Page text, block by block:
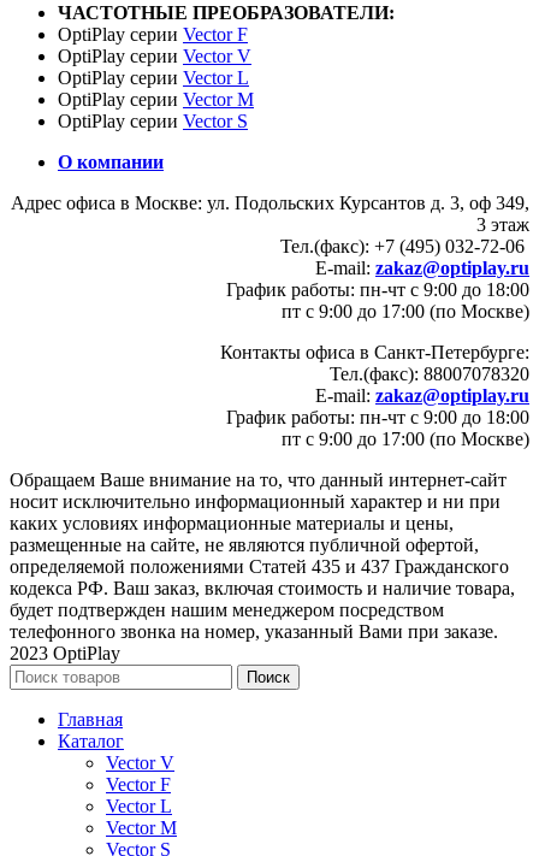
ЧАСТОТНЫЕ ПРЕОБРАЗОВАТЕЛИ:
OptiPlay серии Vector F
OptiPlay серии Vector V
OptiPlay серии Vector L
OptiPlay серии Vector M
OptiPlay серии Vector S
О компании
Адрес офиса в Москве: ул. Подольских Курсантов д. 3, оф 349,
3 этаж
Тел.(факс): +7 (495) 032-72-06
E-mail: zakaz@optiplay.ru
График работы: пн-чт с 9:00 до 18:00
пт с 9:00 до 17:00 (по Москве)
Контакты офиса в Санкт-Петербурге:
Тел.(факс): 88007078320
E-mail: zakaz@optiplay.ru
График работы: пн-чт с 9:00 до 18:00
пт с 9:00 до 17:00 (по Москве)
Обращаем Ваше внимание на то, что данный интернет-сайт
носит исключительно информационный характер и ни при
каких условиях информационные материалы и цены,
размещенные на сайте, не являются публичной офертой,
определяемой положениями Статей 435 и 437 Гражданского
кодекса РФ. Ваш заказ, включая стоимость и наличие товара,
будет подтвержден нашим менеджером посредством
телефонного звонка на номер, указанный Вами при заказе.
2023 OptiPlay
Поиск
Главная
Каталог
Vector V
Vector F
Vector L
Vector M
Vector S